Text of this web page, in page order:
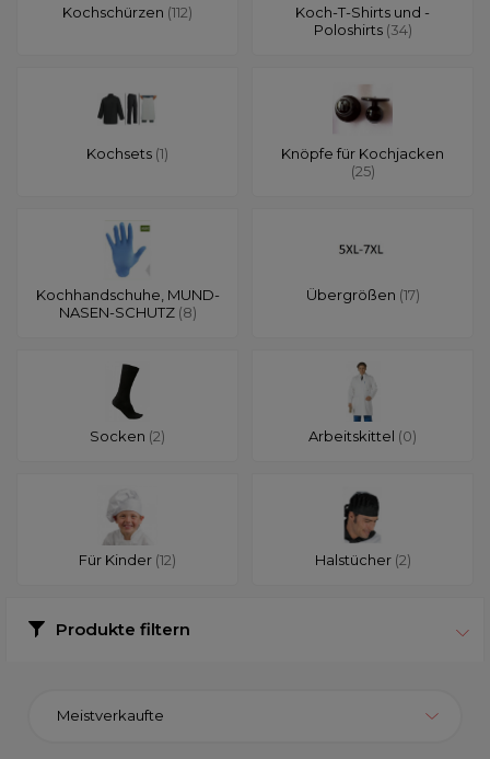
Kochschürzen (112)
Koch-T-Shirts und -
Poloshirts (34)
Kochsets (1)
Knöpfe für Kochjacken
(25)
Kochhandschuhe, MUND-
NASEN-SCHUTZ (8)
Übergrößen (17)
Socken (2) Arbeitskittel (0)
Für Kinder (12) Halstücher (2)
Produkte filtern
Meistverkaufte